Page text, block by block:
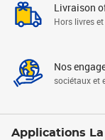
Livraison
Hors livres
Nos
sociétaux et
Applications